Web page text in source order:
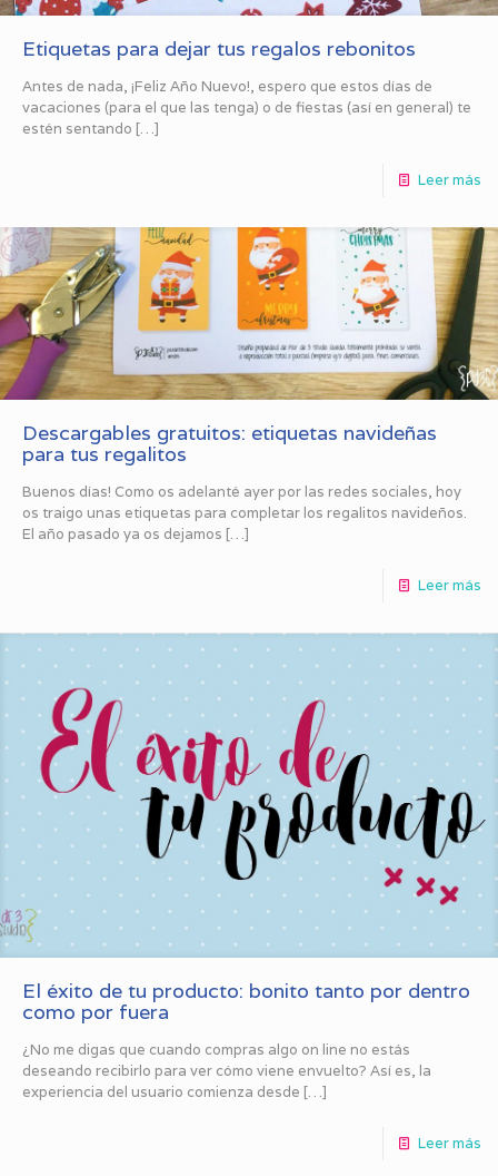
Etiquetas para dejar tus regalos rebonitos
Antes de nada, ¡Feliz Año Nuevo!, espero que estos días de
vacaciones (para el que las tenga) o de fiestas (así en general) te
estén sentando […]
Leer más
Descargables gratuitos: etiquetas navideñas
para tus regalitos
Buenos días! Como os adelanté ayer por las redes sociales, hoy
os traigo unas etiquetas para completar los regalitos navideños.
El año pasado ya os dejamos […]
Leer más
El éxito de tu producto: bonito tanto por dentro
como por fuera
¿No me digas que cuando compras algo on line no estás
deseando recibirlo para ver cómo viene envuelto? Así es, la
experiencia del usuario comienza desde […]
Leer más